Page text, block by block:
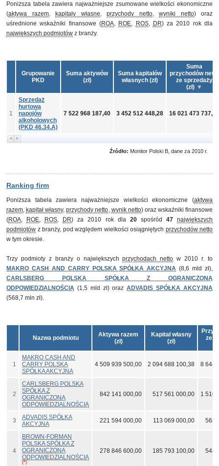
Poniższa tabela zawiera najważniejsze zsumowane wielkości ekonomiczne
(aktywa razem, kapitały własne, przychody netto, wyniki netto) oraz
uśrednione wskaźniki finansowe (ROA, ROE, ROS, DR) za 2010 rok dla
największych podmiotów z branży.
Grupowanie
PKD
Suma aktywów
(zł)
Suma kapitałów
własnych (zł)
Suma
przychodów netto
ze sprzedaży
(zł)
1
Sprzedaż
hurtowa
napojów
alkoholowych
(PKD 46.34.A)
7 522 968 187,40 3 452 512 448,28 16 021 473 737,70
Źródło: Monitor Polski B, dane za 2010 r.
Ranking firm
Poniższa tabela zawiera najważniejsze wielkości ekonomiczne (aktywa
razem, kapitał własny,przychody netto, wynik netto) oraz wskaźniki finansowe
(ROA, ROE, ROS, DR) za 2010 rok dla 20spośród 47 największych
podmiotów z branży, pod względem wielkości osiągniętych przychodów netto
w tym okresie.
Trzy podmioty z branży o największychprzychodach netto w 2010 r. to
MAKRO CASH AND CARRY POLSKA SPÓŁKA AKCYJNA (8,6 mld zł),
CARLSBERG POLSKA SPÓŁKA Z OGRANICZONĄ
ODPOWIEDZIALNOŚCIĄ (1,5 mld zł) orazADVADIS SPÓŁKA AKCYJNA
(568,7 mln zł).
Nazwa podmiotu
Aktywa razem
(zł)
Kapitał własny
(zł)
ze
1
MAKRO CASH AND
CARRY POLSKA
SPÓŁKA AKCYJNA
4 509 939 500,00 2 094 688 100,38 8 644
2
CARLSBERG POLSKA
SPÓŁKA Z
OGRANICZONĄ
ODPOWIEDZIALNOŚCIĄ
842 141 000,00 517 561 000,00 1 510
3
ADVADIS SPÓŁKA
AKCYJNA
221 594 000,00 113 069 000,00 568
4
BROWN-FORMAN
POLSKA SPÓŁKA Z
OGRANICZONĄ
ODPOWIEDZIALNOŚCIĄ
(*)
278 846 600,00 185 793 100,00 548